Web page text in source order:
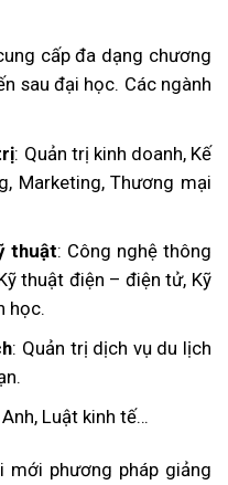
cấp đa dạng chương
sau đại học. Các ngành
: Quản trị kinh doanh, Kế
Marketing, Thương mại
thuật: Công nghệ thông
thuật điện – điện tử, Kỹ
học.
: Quản trị dịch vụ du lịch
Luật kinh tế…
phương pháp giảng